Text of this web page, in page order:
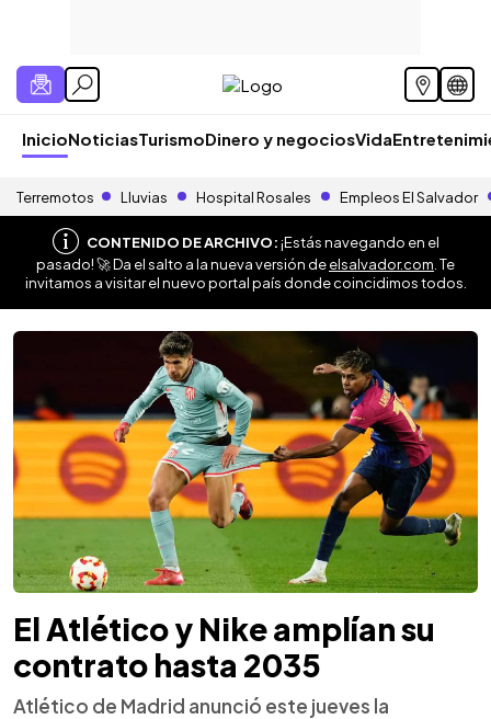
InicioNoticiasTurismoDinero y negociosVida
Terremotos Lluvias Hospital Rosales Empleos El Salvador
CONTENIDO DE ARCHIVO:¡Estás navegando en el
pasado! 🚀 Da el salto a la nueva versión deelsalvador.com . Te
invitamos a visitar el nuevo portal país donde coincidimos todos.
El Atlético y Nike amplían su
contrato hasta 2035
Atlético de Madrid anunció este jueves la